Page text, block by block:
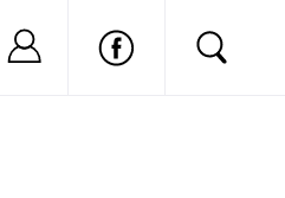
Nu ai cont?